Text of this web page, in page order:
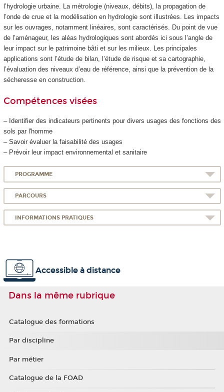
l’hydrologie urbaine. La métrologie (niveaux, débits), la propagation de
l’onde de crue et la modélisation en hydrologie sont illustrées. Les impacts
sur les ouvrages, notamment linéaires, sont caractérisés. Du point de vue
de l’aménageur, les aléas hydrologiques sont abordés ici sous l’angle de
leur impact sur le patrimoine bâti et sur les milieux. Les principales
applications sont l’étude de bilan, l’étude de risque et sa cartographie,
l’évaluation des niveaux d’eau de référence, ainsi que la prévention de la
sécheresse en construction.
Compétences visées
– Identifier des indicateurs pertinents pour divers usages des fonctions des
sols par l'homme
– Savoir évaluer la faisabilité des usages
– Prévoir leur impact environnemental et sanitaire
PROGRAMME
PARCOURS
INFORMATIONS PRATIQUES
Accessible à distance
Dans la même rubrique
Catalogue des formations
Par discipline
Par métier
Catalogue de la FOAD